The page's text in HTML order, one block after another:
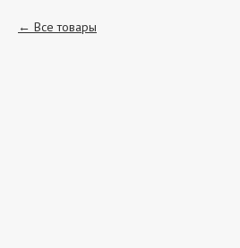
Все товары